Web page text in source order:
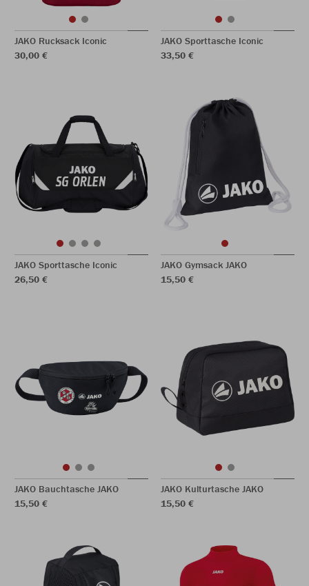
JAKO Rucksack Iconic
30,00 €
JAKO Sporttasche Iconic
33,50 €
JAKO Sporttasche Iconic
26,50 €
JAKO Gymsack JAKO
15,50 €
JAKO Bauchtasche JAKO
15,50 €
JAKO Kulturtasche JAKO
15,50 €